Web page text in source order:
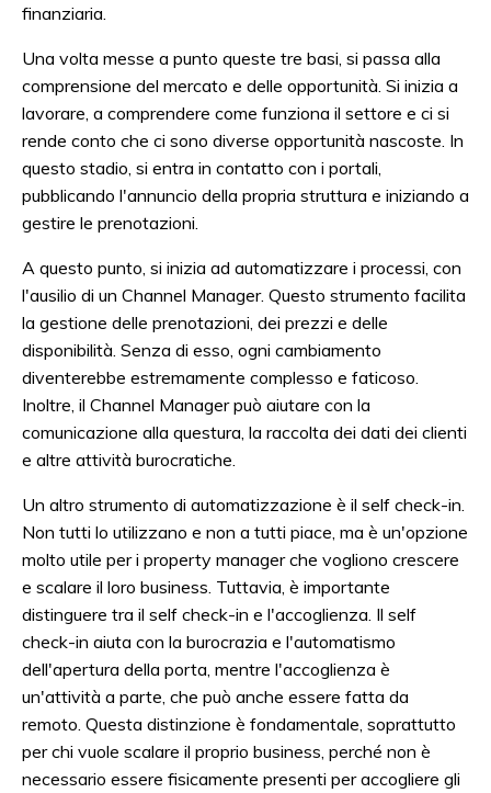
finanziaria.
Una volta messe a punto queste tre basi, si passa alla
comprensione del mercato e delle opportunità. Si inizia a
lavorare, a comprendere come funziona il settore e ci si
rende conto che ci sono diverse opportunità nascoste. In
questo stadio, si entra in contatto con i portali,
pubblicando l'annuncio della propria struttura e iniziando a
gestire le prenotazioni.
A questo punto, si inizia ad automatizzare i processi, con
l'ausilio di un Channel Manager. Questo strumento facilita
la gestione delle prenotazioni, dei prezzi e delle
disponibilità. Senza di esso, ogni cambiamento
diventerebbe estremamente complesso e faticoso.
Inoltre, il Channel Manager può aiutare con la
comunicazione alla questura, la raccolta dei dati dei clienti
e altre attività burocratiche.
Un altro strumento di automatizzazione è il self check-in.
Non tutti lo utilizzano e non a tutti piace, ma è un'opzione
molto utile per i property manager che vogliono crescere
e scalare il loro business. Tuttavia, è importante
distinguere tra il self check-in e l'accoglienza. Il self
check-in aiuta con la burocrazia e l'automatismo
dell'apertura della porta, mentre l'accoglienza è
un'attività a parte, che può anche essere fatta da
remoto. Questa distinzione è fondamentale, soprattutto
per chi vuole scalare il proprio business, perché non è
necessario essere fisicamente presenti per accogliere gli